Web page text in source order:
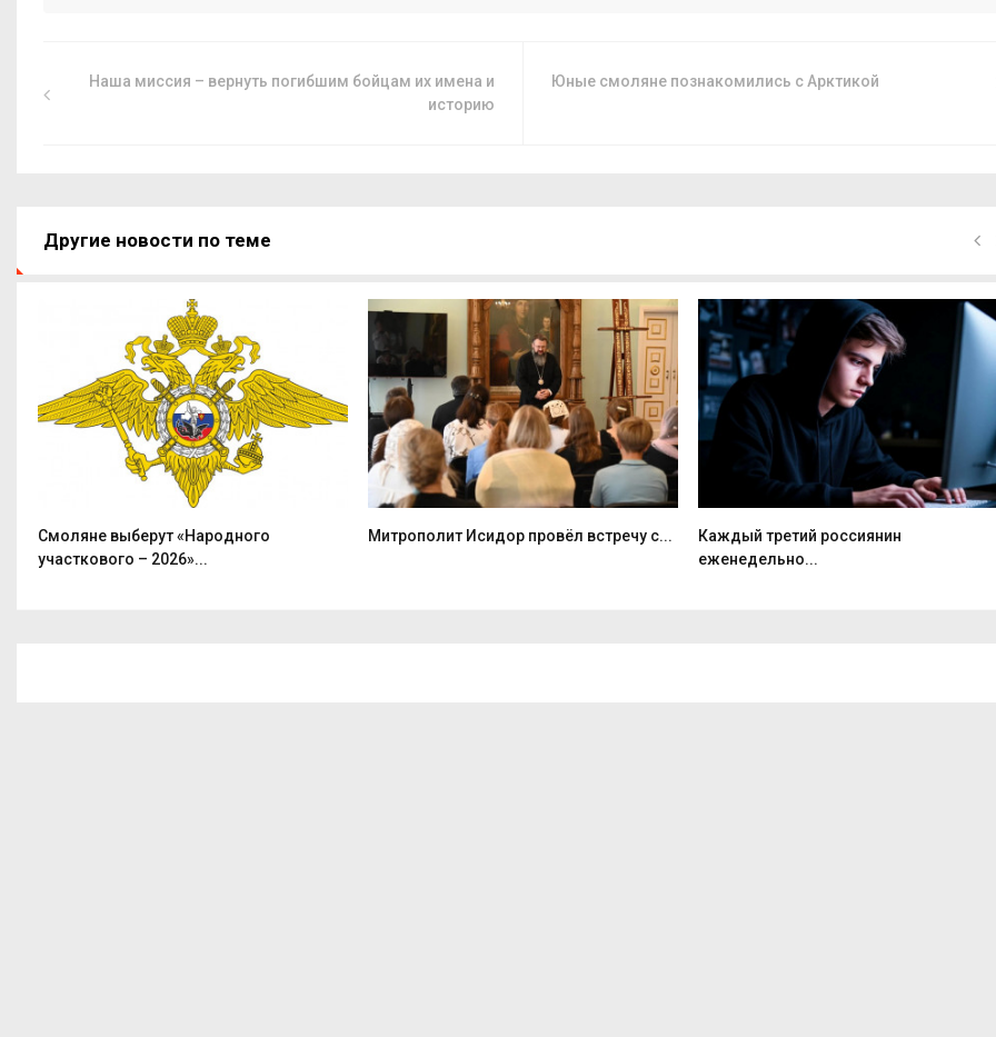
Наша миссия – вернуть погибшим бойцам их имена и
историю
Юные смоляне познакомились с Арктикой
Другие новости по теме
Смоляне выберут «Народного
участкового – 2026»...
Митрополит Исидор провёл встречу с...
Каждый третий россиянин
еженедельно...